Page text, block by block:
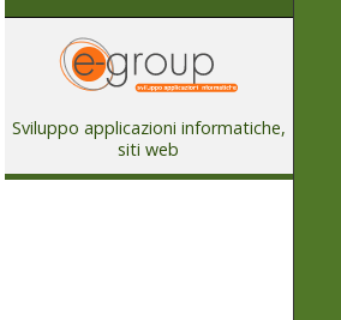
Sviluppo applicazioni informatiche,
siti web